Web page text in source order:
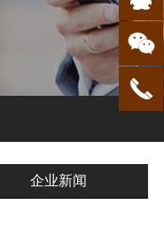
企业新闻